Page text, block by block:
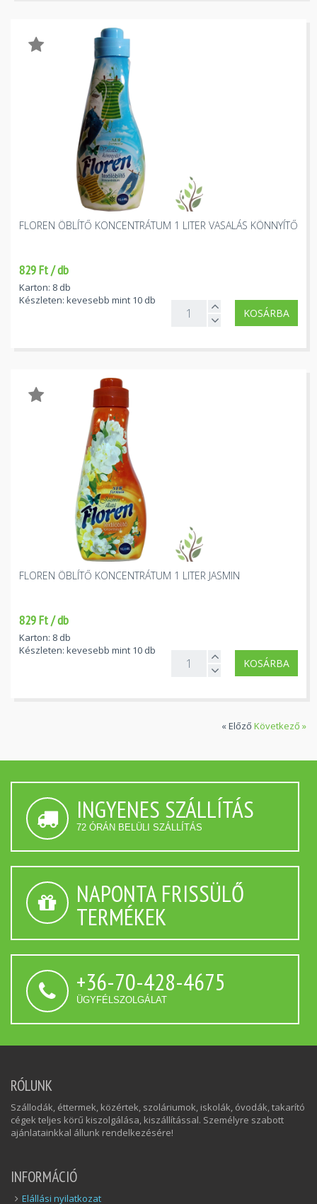
FLOREN ÖBLÍTŐ KONCENTRÁTUM 1 LITER VASALÁS KÖNNYÍTŐ
829 Ft / db
Karton: 8 db
Készleten: kevesebb mint 10 db
KOSÁRBA
FLOREN ÖBLÍTŐ KONCENTRÁTUM 1 LITER JASMIN
829 Ft / db
Karton: 8 db
Készleten: kevesebb mint 10 db
KOSÁRBA
« Előző Következő »
INGYENES SZÁLLÍTÁS
72 ÓRÁN BELÜLI SZÁLLÍTÁS
NAPONTA FRISSÜLŐ
TERMÉKEK
+36-70-428-4675
ÜGYFÉLSZOLGÁLAT
RÓLUNK
Szállodák, éttermek, közértek, szoláriumok, iskolák, óvodák, takarító
cégek teljes körű kiszolgálása, kiszállítással. Személyre szabott
ajánlatainkkal állunk rendelkezésére!
INFORMÁCIÓ
Elállási nyilatkozat